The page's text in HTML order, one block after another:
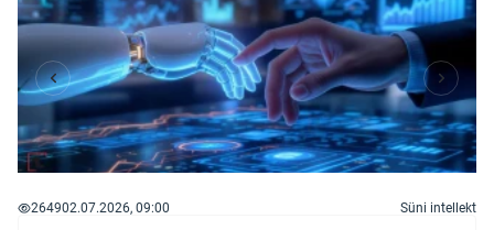
Texnoloji İnkişaf
İnnovasiya və Startaplar
Robot və Cihazlar
264902.07.2026, 09:00 Süni intellekt